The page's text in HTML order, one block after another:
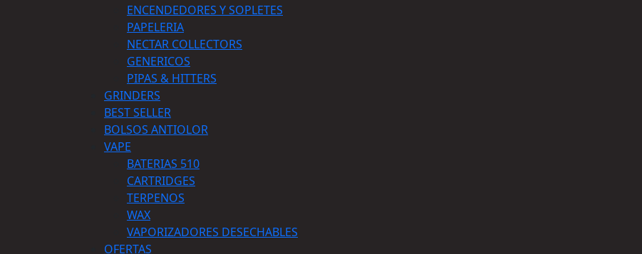
ENCENDEDORES Y SOPLETES
PAPELERIA
NECTAR COLLECTORS
GENERICOS
PIPAS & HITTERS
GRINDERS
BEST SELLER
BOLSOS ANTIOLOR
VAPE
BATERIAS 510
CARTRIDGES
TERPENOS
WAX
VAPORIZADORES DESECHABLES
OFERTAS